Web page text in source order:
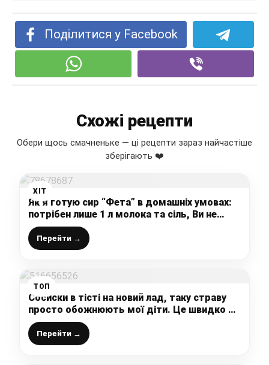
Поділитися у Facebook
Схожі рецепти
Обери щось смачненьке — ці рецепти зараз найчастіше
зберігають ❤️
ХІТ
Як я готую сир “Фета” в домашніх умовах:
потрібен лише 1 л молока та сіль, Ви не
повірите, як все просто і легко
Перейти →
ТОП
Сосиски в тісті на новий лад, таку страву
просто обожнюють мої діти. Це швидко та
дуже смачно!
Перейти →